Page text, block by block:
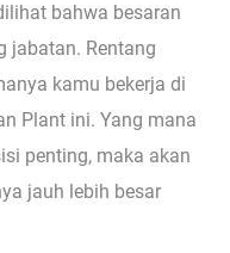
bahwa besaran
jabatan. Rentang
kamu bekerja di
Plant ini. Yang mana
penting, maka akan
jauh lebih besar